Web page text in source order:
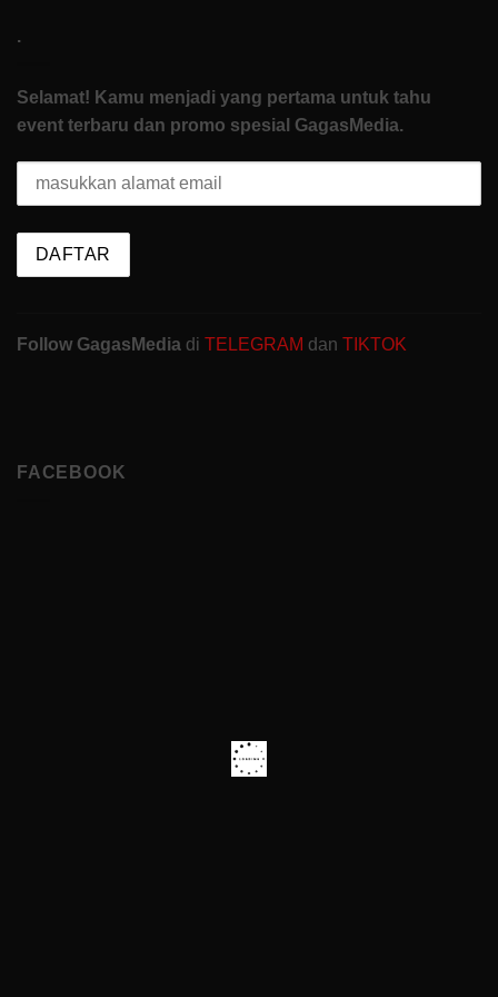
.
Selamat! Kamu menjadi yang pertama untuk tahu
event terbaru dan promo spesial GagasMedia.
Follow GagasMedia di TELEGRAM dan TIKTOK
FACEBOOK